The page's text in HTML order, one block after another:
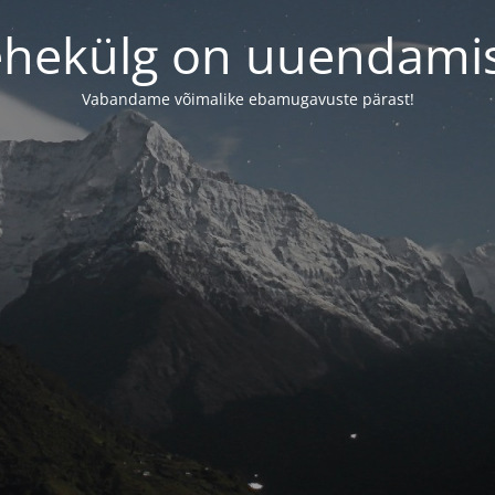
on
Vabandame võimalike ebamugavuste pärast!